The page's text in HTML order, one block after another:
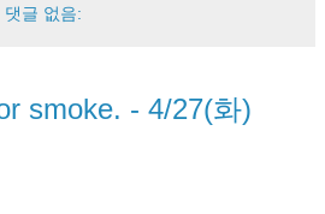
댓글 없음:
smoke. - 4/27(화)